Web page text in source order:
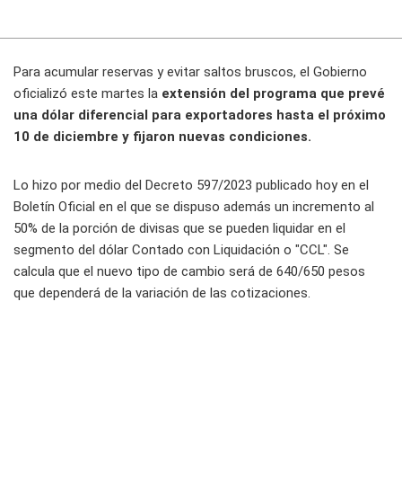
Para acumular reservas y evitar saltos bruscos, el Gobierno
oficializó este martes la extensión del programa que prevé
una dólar diferencial para exportadores hasta el próximo
10 de diciembre y fijaron nuevas condiciones.
Lo hizo por medio del Decreto 597/2023 publicado hoy en el
Boletín Oficial en el que se dispuso además un incremento al
50% de la porción de divisas que se pueden liquidar en el
segmento del dólar Contado con Liquidación o "CCL". Se
calcula que el nuevo tipo de cambio será de 640/650 pesos
que dependerá de la variación de las cotizaciones.